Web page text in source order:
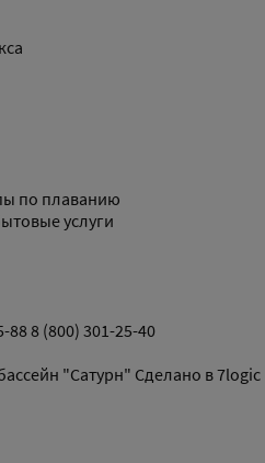
по плаванию
услуги
888 (800) 301-25-40
"Сатурн" Сделано в7logic